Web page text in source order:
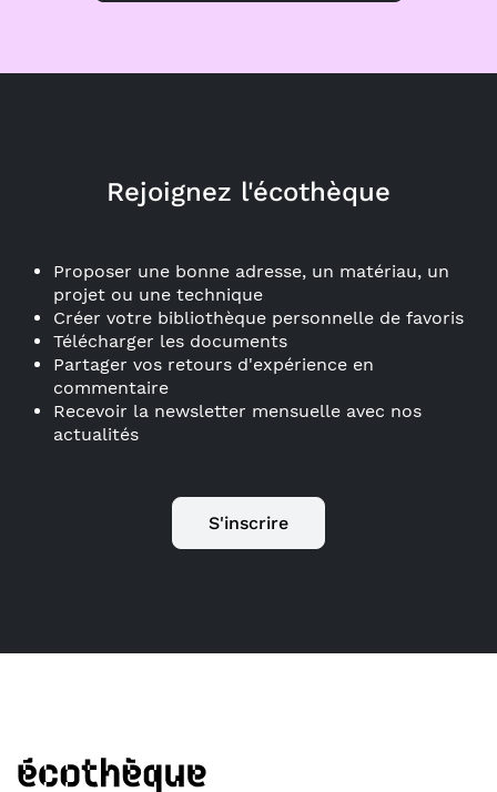
Rejoignez l'écothèque
Proposer une bonne adresse, un matériau, un
projet ou une technique
Créer votre bibliothèque personnelle de favoris
Télécharger les documents
Partager vos retours d'expérience en
commentaire
Recevoir la newsletter mensuelle avec nos
actualités
S'inscrire